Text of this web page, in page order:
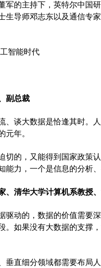
的主持下，英特尔中国研
生导师邓志东以及通信专
副总裁
谈大数据是恰逢其时。人
年。
的，又能得到国家政策认
能力，一个是信息的分析
、清华大学计算机系教授
动的，数据的价值需要深
。如果没有大数据的支撑
直细分领域都需要布局人